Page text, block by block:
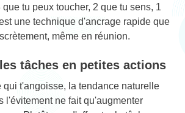
tu peux toucher, 2 que tu sens, 1
une technique d'ancrage rapide que
même en réunion.
tâches en petites actions
qui t'angoisse, la tendance naturelle
l'évitement ne fait qu'augmenter